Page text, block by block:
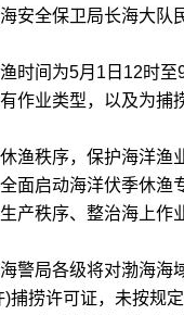
全保卫局长海大
间为5月1日12时至
作业类型，以及为捕
秩序，保护海洋渔
面启动海洋伏季休
产秩序、整治海上作
局各级将对渤海海域
捕捞许可证，未按规